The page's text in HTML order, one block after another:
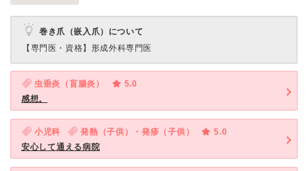
巻き爪（嵌入爪）について
【専門医・資格】 形成外科専門医
虫垂炎（盲腸炎）
5.0
感想。
小児科 発熱（子供）・発疹（子供）
5.0
安心して通える病院